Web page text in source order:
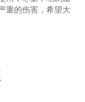
重的伤害，希望大